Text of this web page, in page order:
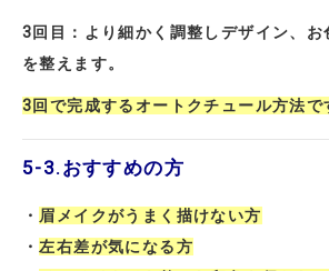
3回目：より細かく調整しデザイン、お
を整えます。
3回で完成するオートクチュール方法で
5-3. おすすめの方
・ 眉メイクがうまく描けない方
・ 左右差が気になる方